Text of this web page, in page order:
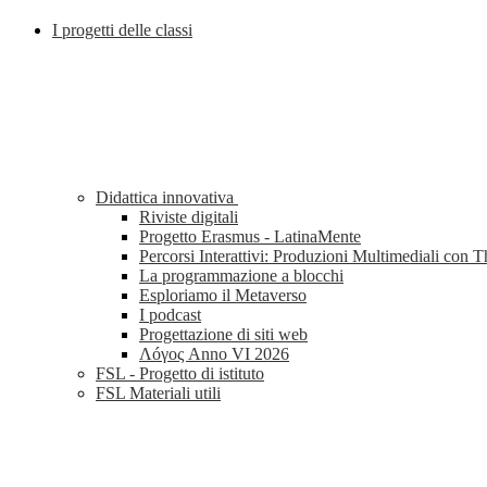
I progetti delle classi
Didattica innovativa
Riviste digitali
Progetto Erasmus - LatinaMente
Percorsi Interattivi: Produzioni Multimediali con
La programmazione a blocchi
Esploriamo il Metaverso
I podcast
Progettazione di siti web
Λóγος Anno VI 2026
FSL - Progetto di istituto
FSL Materiali utili